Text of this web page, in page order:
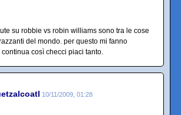
su robbie vs robin williams sono tra le cose
del mondo. per questo mi fanno
così checci piaci tanto.
10/11/2009, 01:28